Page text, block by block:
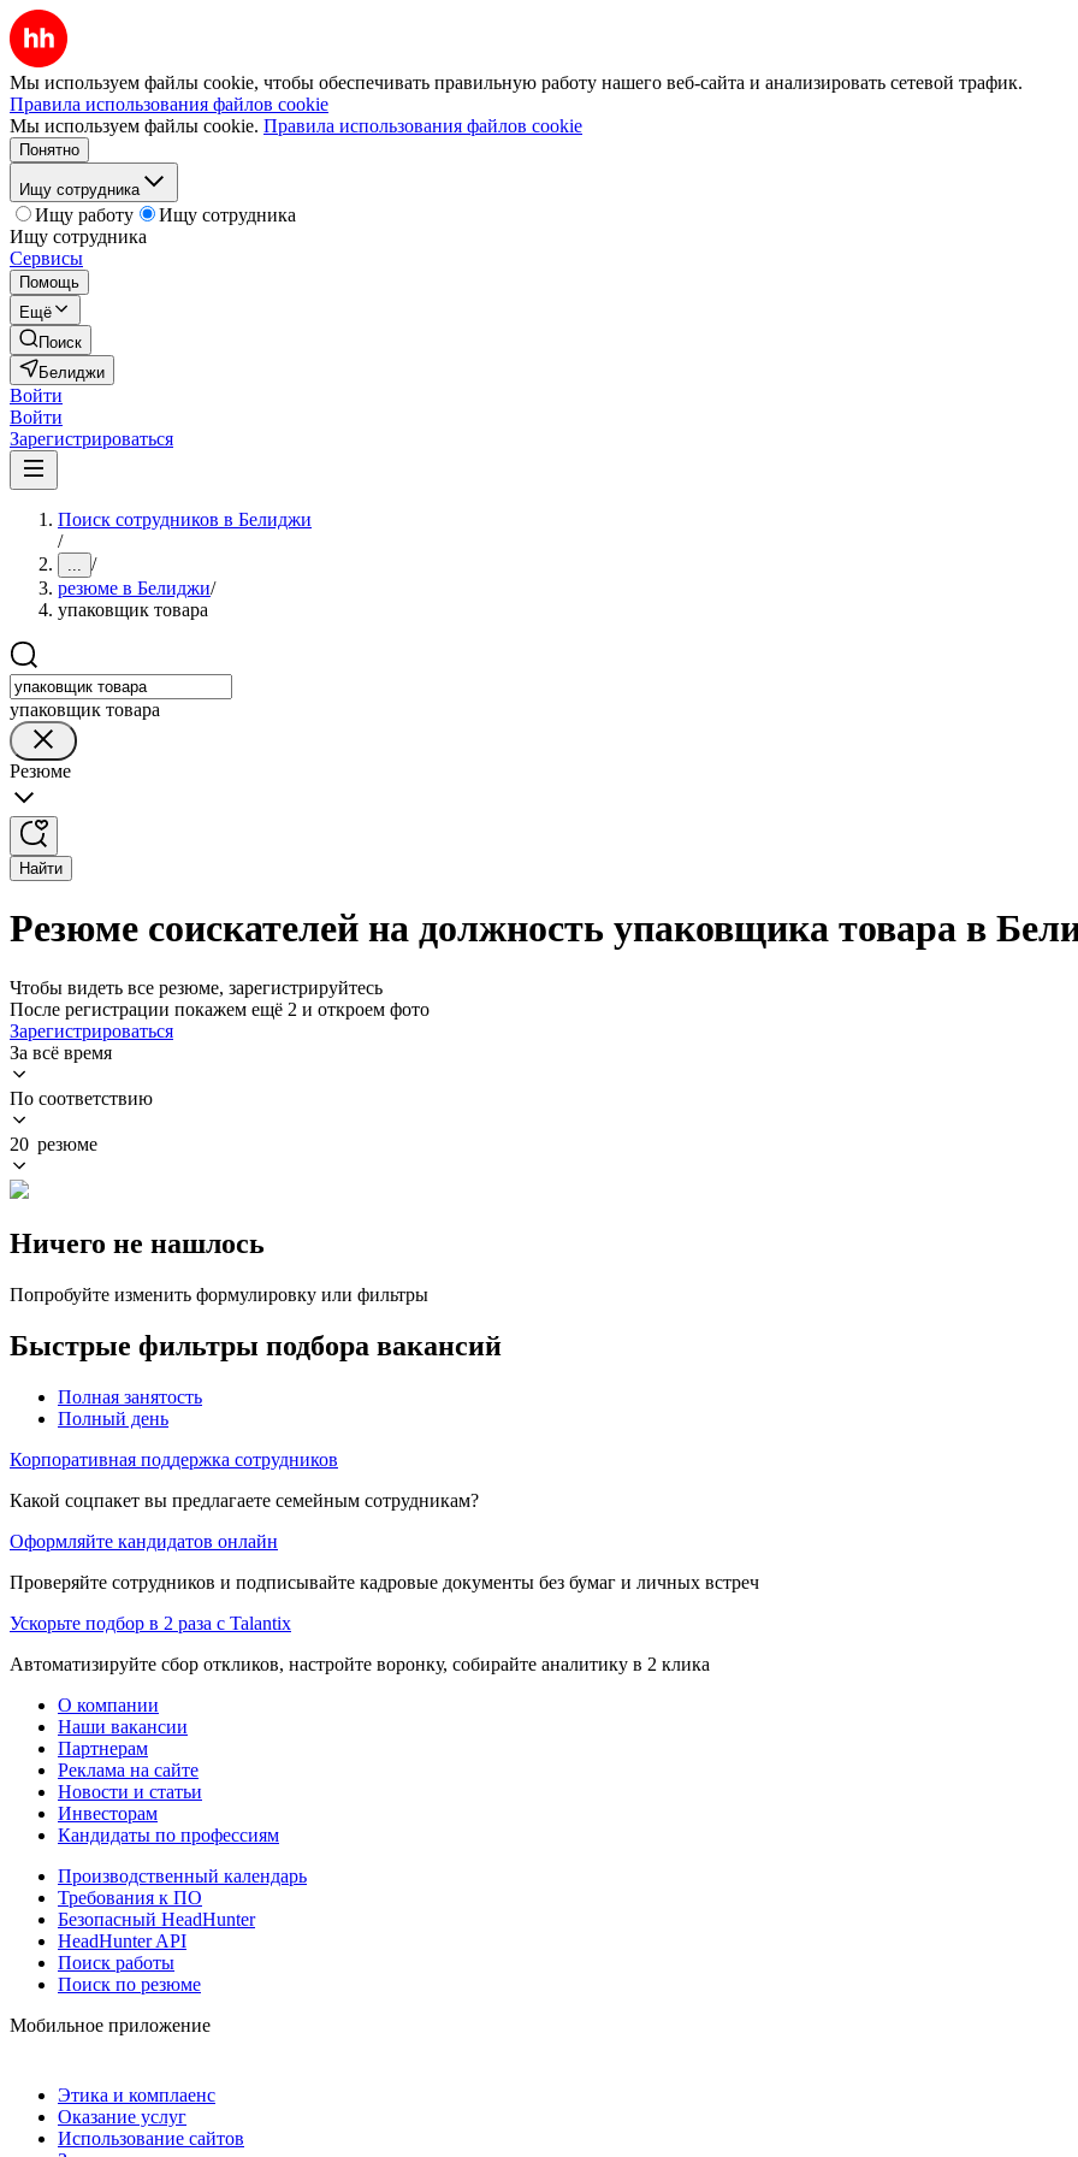
Мы используем файлы cookie, чтобы обеспечивать правильную работу нашего веб-сайта и анализировать сетевой трафик.
Правила использования файлов cookie
Мы используем файлы cookie. Правила использования файлов cookie
Понятно
Ищу сотрудника
Ищу работу
Ищу сотрудника
Ищу сотрудника
Сервисы
Помощь
Ещё
Поиск
Белиджи
Войти
Войти
Зарегистрироваться
Поиск сотрудников в Белиджи
/
... /
резюме в Белиджи/
упаковщик товара
упаковщик товара
Резюме
Найти
Резюме соискателей на должность упаковщика товара в
Чтобы видеть все резюме, зарегистрируйтесь
После регистрации покажем ещё 2 и откроем фото
Зарегистрироваться
За всё время
По соответствию
20 резюме
Ничего не нашлось
Попробуйте изменить формулировку или фильтры
Быстрые фильтры подбора вакансий
Полная занятость
Полный день
Корпоративная поддержка сотрудников
Какой соцпакет вы предлагаете семейным сотрудникам?
Оформляйте кандидатов онлайн
Проверяйте сотрудников и подписывайте кадровые документы без бумаг и личных встреч
Ускорьте подбор в 2 раза с Talantix
Автоматизируйте сбор откликов, настройте воронку, собирайте аналитику в 2 клика
О компании
Наши вакансии
Партнерам
Реклама на сайте
Новости и статьи
Инвесторам
Кандидаты по профессиям
Производственный календарь
Требования к ПО
Безопасный HeadHunter
HeadHunter API
Поиск работы
Поиск по резюме
Мобильное приложение
Этика и комплаенс
Оказание услуг
Использование сайтов